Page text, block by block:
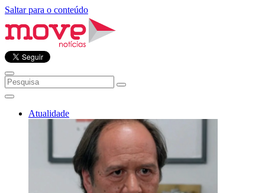
Saltar para o conteúdo
Atualidade